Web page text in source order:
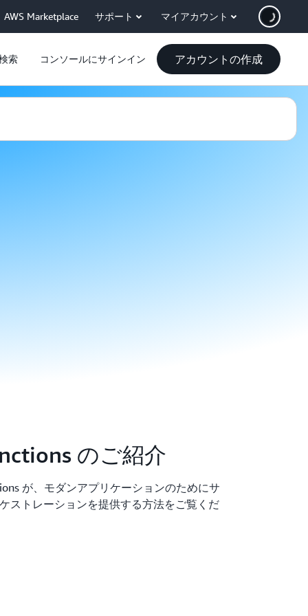
AWS Marketplace サポート マイアカウント
索 コンソールにサインイン アカウントの作成
のご紹介
が、モダンアプリケーションのためにサ
ストレーションを提供する方法をご覧くだ